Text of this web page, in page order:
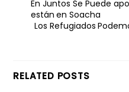
En Juntos Se Puede
están en Soacha
Los Refugiados
RELATED POSTS